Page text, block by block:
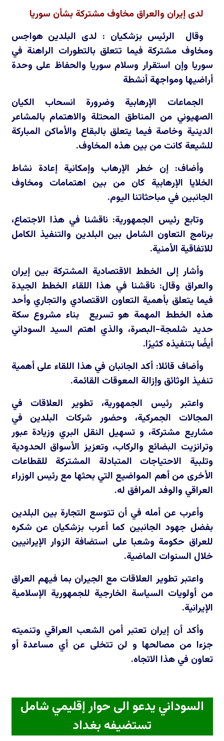
لدى إيران والعراق مخاوف مشتركة بشأن سوريا
وقال الرئيس بزشكيان : لدى البلدين هواجس
ومخاوف مشتركة فيما تتعلق بالتطورات الراهنة في
سوريا وإن استقرار وسلام سوريا والحفاظ على وحدة
أراضيها ومواجهة أنشطة
الجماعات الإرهابية وضرورة انسحاب الكيان
الصهيوني من المناطق المحتلة والاهتمام بالمشاعر
الدينية وخاصة فيما يتعلق بالبقاع والأماكن المباركة
للشيعة كانت من بين هذه المخاوف.
وأضاف: إن خطر الإرهاب وإمكانية إعادة نشاط
الخلايا الإرهابية كان من بين اهتمامات ومخاوف
الجانبين في مباحثاتنا اليوم.
وتابع رئيس الجمهورية: ناقشنا في هذا الاجتماع،
برنامج التعاون الشامل بين البلدين والتنفيذ الكامل
للاتفاقية الأمنية.
وأشار إلى الخطط الاقتصادية المشتركة بين إيران
والعراق وقال: ناقشنا في هذا اللقاء الخطط الجيدة
فيما يتعلق بأهمية التعاون الاقتصادي والتجاري وأحد
هذه الخطط المهمة هو تسريع بناء مشروع سكة
حديد شلمجة-البصرة، والذي اهتم السيد السوداني
أيضًا بتنفيذه كثيرًا.
وأضاف قائلا: أكد الجانبان في هذا اللقاء على أهمية
تنفيذ الوثائق وإزالة المعوقات القائمة.
واعتبر رئيس الجمهورية، تطوير العلاقات في
المجالات الجمركية، وحضور شركات البلدين في
مشاريع مشتركة، و تسهيل النقل البري وزيادة عبور
وترانزيت البضائع والركاب، وتعزيز الأسواق الحدودية
وتلبية الاحتياجات المتبادلة المشتركة للقطاعات
الأخرى من أهم المواضيع التي بحثها مع رئيس الوزراء
العراقي والوفد المرافق له.
وأعرب عن أمله في أن تتوسع التجارة بين البلدين
بفضل جهود الجانبين كما أعرب بزشكيان عن شكره
للعراق حكومة وشعبا على استضافة الزوار الإيرانيين
خلال السنوات الماضية.
واعتبر تطوير العلاقات مع الجيران بما فيهم العراق
من أولويات السياسة الخارجية للجمهورية الإسلامية
الإيرانية.
وأكد أن إيران تعتبر أمن الشعب العراقي وتنميته
جزءا من مصالحها و لن تتخلى عن أي مساعدة أو
تعاون في هذا الاتجاه.
السوداني يدعو الى حوار إقليمي شامل
تستضيفه بغداد